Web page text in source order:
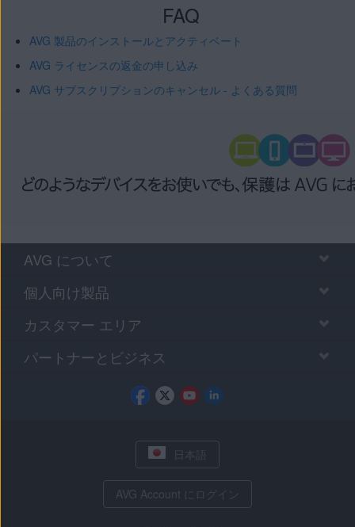
FAQ
AVG 製品のインストールとアクティベート
AVG ライセンスの返金の申し込み
AVG サブスクリプションのキャンセル - よくある質問
AVG について
個人向け製品
カスタマー エリア
パートナーとビジネス
日本語
AVG Account にログイン